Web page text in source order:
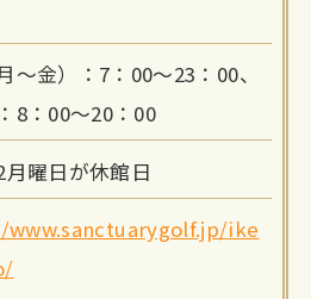
～金）：7：00～23：00、
8：00～20：00
曜日が休館日
ike